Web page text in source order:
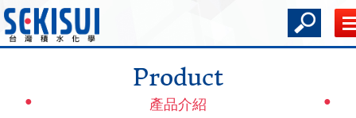
Product
產品介紹